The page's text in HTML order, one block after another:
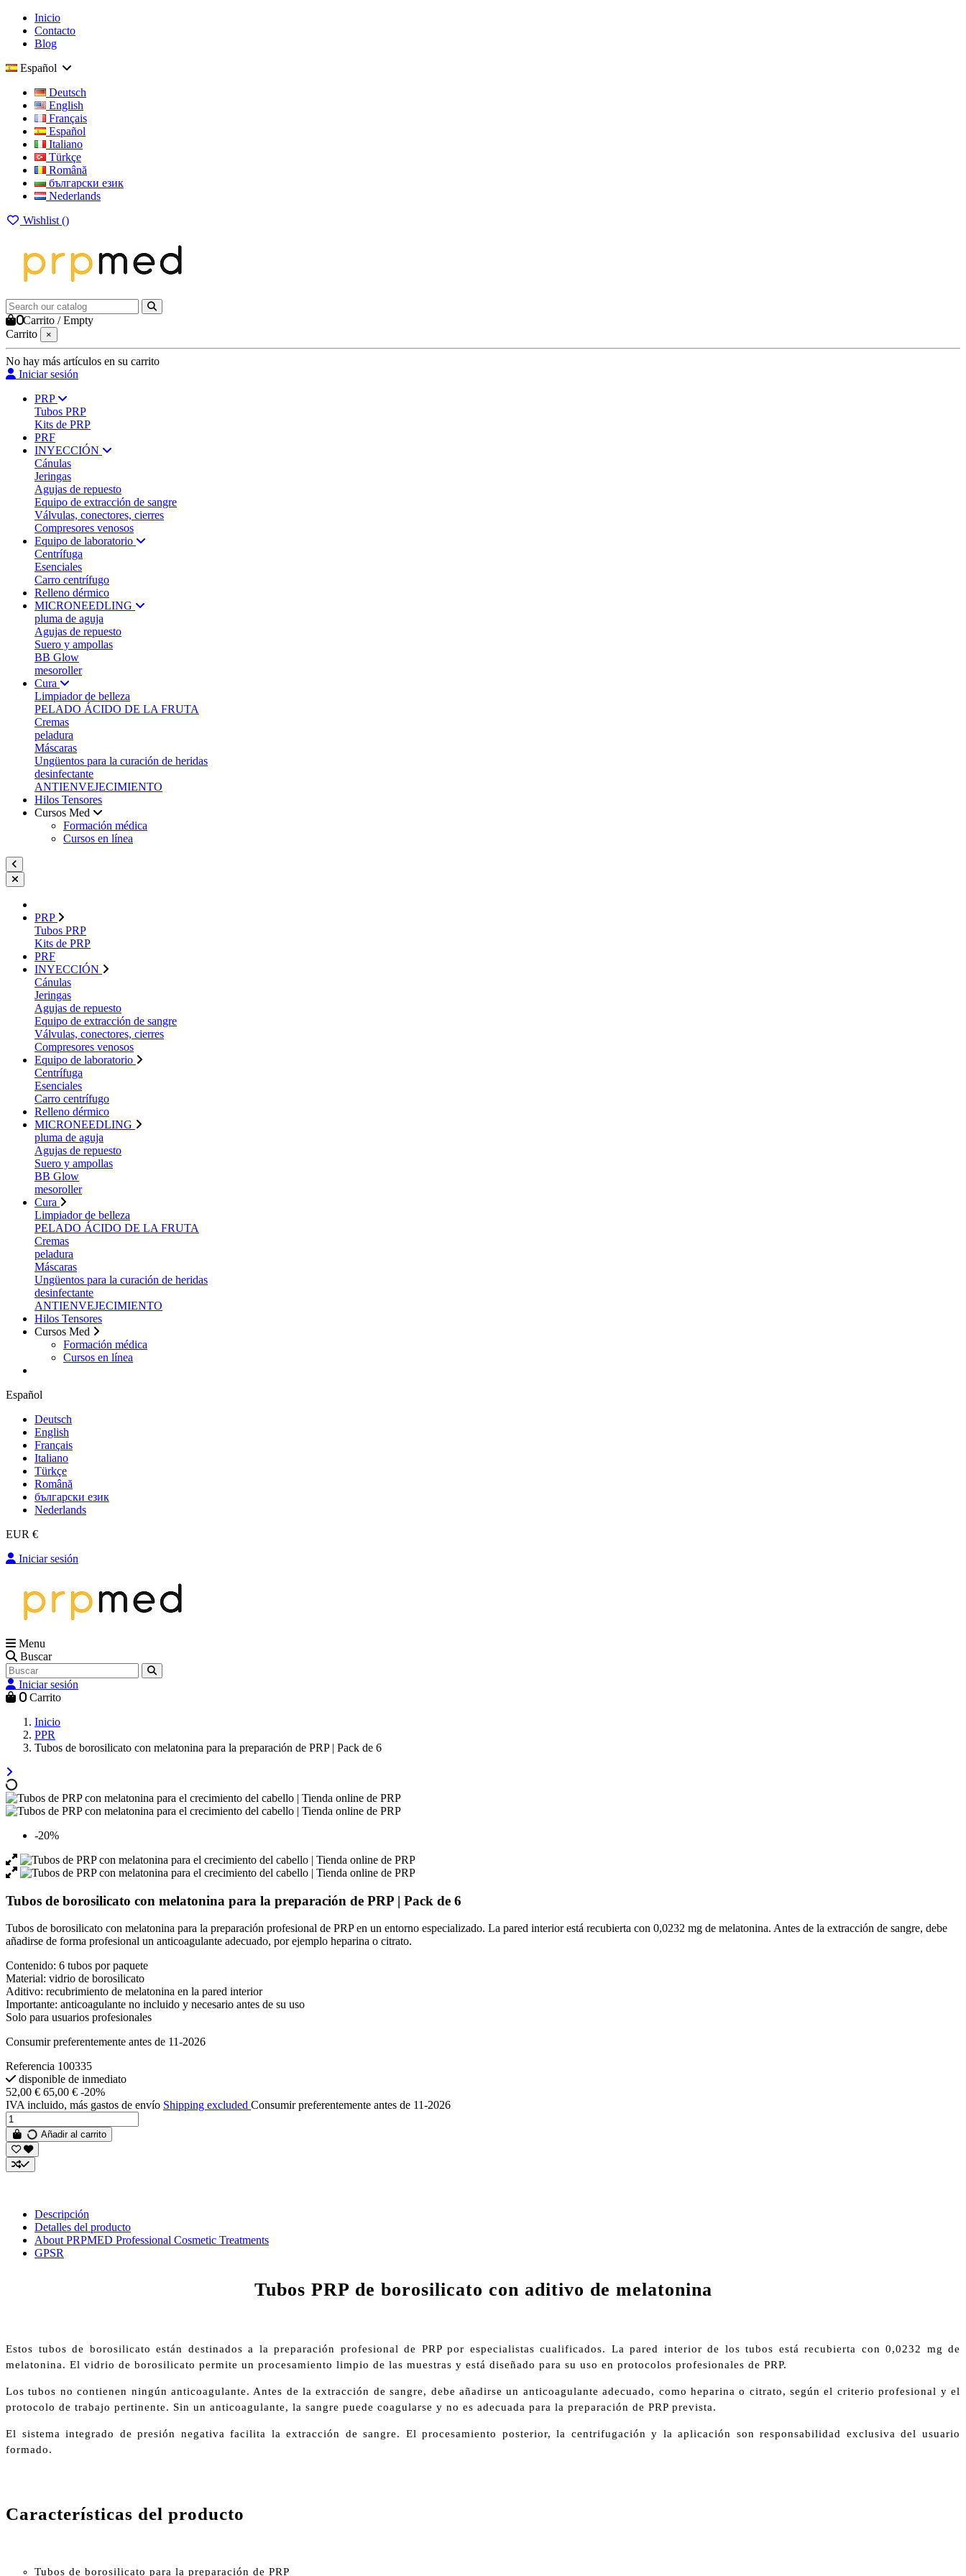
Inicio
Contacto
Blog
Español
Deutsch
English
Français
Español
Italiano
Türkçe
Română
български език
Nederlands
Wishlist ()
0Carrito /Empty
Carrito
×
No hay más artículos en su carrito
Iniciar sesión
PRP
Tubos PRP
Kits de PRP
PRF
INYECCIÓN
Cánulas
Jeringas
Agujas de repuesto
Equipo de extracción de sangre
Válvulas, conectores, cierres
Compresores venosos
Equipo de laboratorio
Centrífuga
Esenciales
Carro centrífugo
Relleno dérmico
MICRONEEDLING
pluma de aguja
Agujas de repuesto
Suero y ampollas
BB Glow
mesoroller
Cura
Limpiador de belleza
PELADO ÁCIDO DE LA FRUTA
Cremas
peladura
Máscaras
Ungüentos para la curación de heridas
desinfectante
ANTIENVEJECIMIENTO
Hilos Tensores
Cursos Med
Formación médica
Cursos en línea
PRP
Tubos PRP
Kits de PRP
PRF
INYECCIÓN
Cánulas
Jeringas
Agujas de repuesto
Equipo de extracción de sangre
Válvulas, conectores, cierres
Compresores venosos
Equipo de laboratorio
Centrífuga
Esenciales
Carro centrífugo
Relleno dérmico
MICRONEEDLING
pluma de aguja
Agujas de repuesto
Suero y ampollas
BB Glow
mesoroller
Cura
Limpiador de belleza
PELADO ÁCIDO DE LA FRUTA
Cremas
peladura
Máscaras
Ungüentos para la curación de heridas
desinfectante
ANTIENVEJECIMIENTO
Hilos Tensores
Cursos Med
Formación médica
Cursos en línea
Español
Deutsch
English
Français
Italiano
Türkçe
Română
български език
Nederlands
EUR €
Iniciar sesión
Menu
Buscar
Iniciar sesión
0 Carrito
Inicio
PPR
Tubos de borosilicato con melatonina para la preparación de PRP | Pack de 6
-20%
Tubos de borosilicato con melatonina para la preparación de PRP | Pack de 6
Tubos de borosilicato con melatonina para la preparación profesional de PRP en un entorno especializado. La pared interior está recubierta con 0,0232 mg de melatonina. Antes de la extracción de sangre, debe
añadirse de forma profesional un anticoagulante adecuado, por ejemplo heparina o citrato.
Contenido: 6 tubos por paquete
Material: vidrio de borosilicato
Aditivo: recubrimiento de melatonina en la pared interior
Importante: anticoagulante no incluido y necesario antes de su uso
Solo para usuarios profesionales
Consumir preferentemente antes de 11-2026
Referencia 100335
disponible de inmediato
52,00 € 65,00 € -20%
IVA incluido, más gastos de envío Shipping excluded Consumir preferentemente antes de 11-2026
Añadir al carrito
Descripción
Detalles del producto
About PRPMED Professional Cosmetic Treatments
GPSR
Tubos PRP de borosilicato con aditivo de melatonina
Estos tubos de borosilicato están destinados a la preparación profesional de PRP por especialistas cualificados. La pared interior de los tubos está recubierta con 0,0232 mg de
melatonina. El vidrio de borosilicato permite un procesamiento limpio de las muestras y está diseñado para su uso en protocolos profesionales de PRP.
Los tubos no contienen ningún anticoagulante. Antes de la extracción de sangre, debe añadirse un anticoagulante adecuado, como heparina o citrato, según el criterio profesional y el
protocolo de trabajo pertinente. Sin un anticoagulante, la sangre puede coagularse y no es adecuada para la preparación de PRP prevista.
El sistema integrado de presión negativa facilita la extracción de sangre. El procesamiento posterior, la centrifugación y la aplicación son responsabilidad exclusiva del usuario
formado.
Características del producto
Tubos de borosilicato para la preparación de PRP